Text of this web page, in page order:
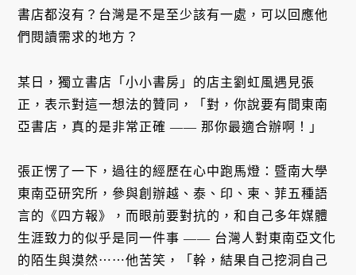
書店都沒有？台灣是不是至少該有一處，可以回應他
們閱讀需求的地方？
某日，獨立書店「小小書房」的店主劉虹風遇見張
正，表示對這一想法的贊同，「對，你說要有間東南
亞書店，真的是非常正確 —— 那你最適合辦啊！」
張正愣了一下，過往的經歷在心中跑馬燈：暨南大學
東南亞研究所，參與創辦越、泰、印、柬、菲五種語
言的《四方報》，而眼前要對抗的，和自己多年媒體
生涯致力的似乎是同一件事 —— 台灣人對東南亞文化
的陌生與漠然⋯⋯他苦笑，「幹，結果自己挖洞自己